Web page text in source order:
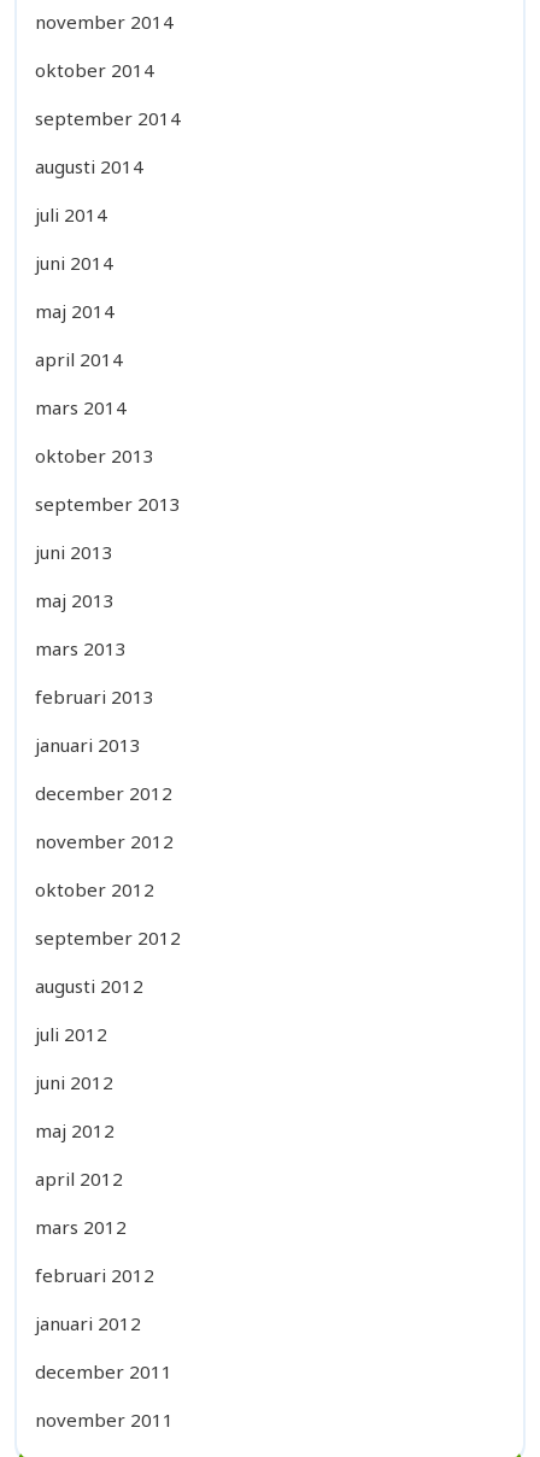
november 2014
oktober 2014
september 2014
augusti 2014
juli 2014
juni 2014
maj 2014
april 2014
mars 2014
oktober 2013
september 2013
juni 2013
maj 2013
mars 2013
februari 2013
januari 2013
december 2012
november 2012
oktober 2012
september 2012
augusti 2012
juli 2012
juni 2012
maj 2012
april 2012
mars 2012
februari 2012
januari 2012
december 2011
november 2011